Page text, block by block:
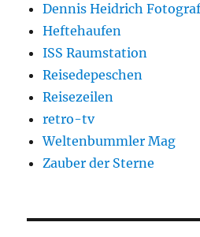
Dennis Heidrich
Heftehaufen
ISS Raumstation
Reisedepeschen
Reisezeilen
retro-tv
Weltenbummler Mag
Zauber der Sterne